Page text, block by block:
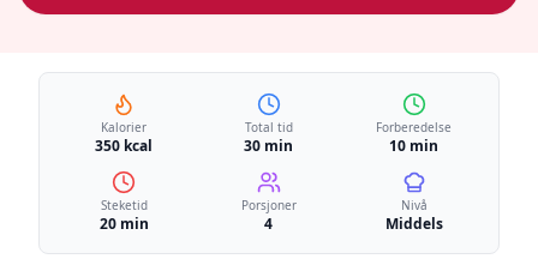
Kalorier
350 kcal
Total tid
30 min
Forberedelse
10 min
Steketid
20 min
Porsjoner
4
Nivå
Middels